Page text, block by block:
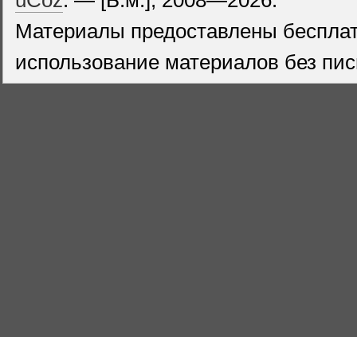
Материалы предоставлены
использование материалов без